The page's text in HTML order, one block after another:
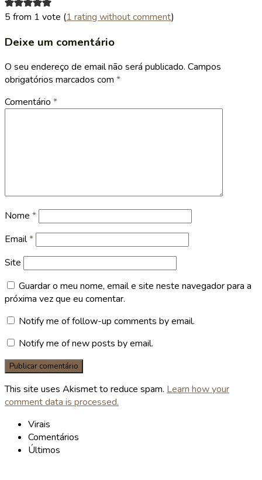
5 from 1 vote (1 rating without comment)
Deixe um comentário
O seu endereço de email não será publicado. Campos
obrigatórios marcados com *
Comentário *
Nome *
Email*
Site
Guardar o meu nome, email e site neste navegador para a
próxima vez que eu comentar.
Notify me of follow-up comments by email.
Notify me of new posts by email.
This site uses Akismet to reduce spam. Learn how your
comment data is processed.
Virais
Comentários
Últimos